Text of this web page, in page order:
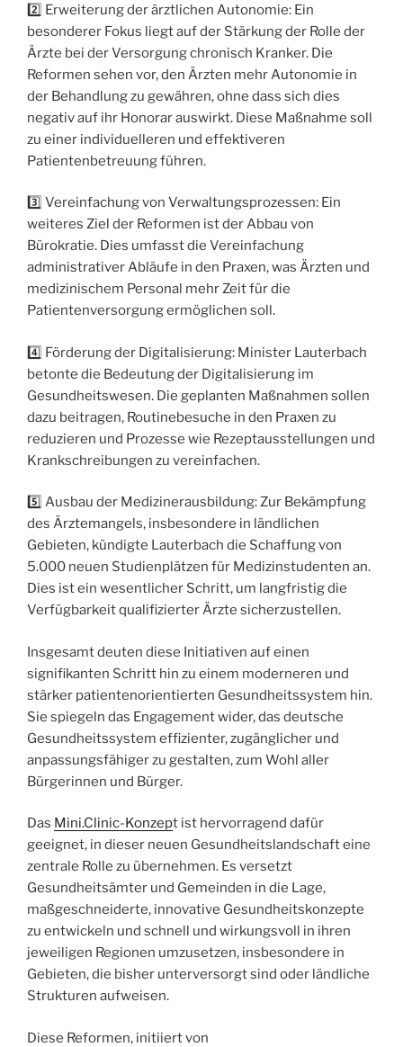
2️⃣ Erweiterung der ärztlichen Autonomie: Ein
besonderer Fokus liegt auf der Stärkung der Rolle der
Ärzte bei der Versorgung chronisch Kranker. Die
Reformen sehen vor, den Ärzten mehr Autonomie in
der Behandlung zu gewähren, ohne dass sich dies
negativ auf ihr Honorar auswirkt. Diese Maßnahme soll
zu einer individuelleren und effektiveren
Patientenbetreuung führen.
3️⃣ Vereinfachung von Verwaltungsprozessen: Ein
weiteres Ziel der Reformen ist der Abbau von
Bürokratie. Dies umfasst die Vereinfachung
administrativer Abläufe in den Praxen, was Ärzten und
medizinischem Personal mehr Zeit für die
Patientenversorgung ermöglichen soll.
4️⃣ Förderung der Digitalisierung: Minister Lauterbach
betonte die Bedeutung der Digitalisierung im
Gesundheitswesen. Die geplanten Maßnahmen sollen
dazu beitragen, Routinebesuche in den Praxen zu
reduzieren und Prozesse wie Rezeptausstellungen und
Krankschreibungen zu vereinfachen.
5️⃣ Ausbau der Medizinerausbildung: Zur Bekämpfung
des Ärztemangels, insbesondere in ländlichen
Gebieten, kündigte Lauterbach die Schaffung von
5.000 neuen Studienplätzen für Medizinstudenten an.
Dies ist ein wesentlicher Schritt, um langfristig die
Verfügbarkeit qualifizierter Ärzte sicherzustellen.
Insgesamt deuten diese Initiativen auf einen
signifikanten Schritt hin zu einem moderneren und
stärker patientenorientierten Gesundheitssystem hin.
Sie spiegeln das Engagement wider, das deutsche
Gesundheitssystem effizienter, zugänglicher und
anpassungsfähiger zu gestalten, zum Wohl aller
Bürgerinnen und Bürger.
Das Mini.Clinic-Konzept ist hervorragend dafür
geeignet, in dieser neuen Gesundheitslandschaft eine
zentrale Rolle zu übernehmen. Es versetzt
Gesundheitsämter und Gemeinden in die Lage,
maßgeschneiderte, innovative Gesundheitskonzepte
zu entwickeln und schnell und wirkungsvoll in ihren
jeweiligen Regionen umzusetzen, insbesondere in
Gebieten, die bisher unterversorgt sind oder ländliche
Strukturen aufweisen.
Diese Reformen, initiiert von